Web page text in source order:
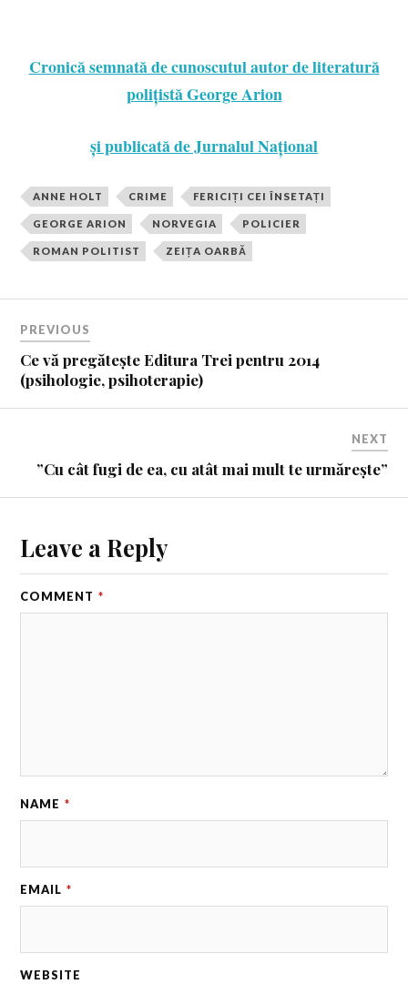
Cronică semnată de cunoscutul autor de literatură
polițistă George Arion
și publicată de Jurnalul Național
ANNE HOLT CRIME FERICIȚI CEI ÎNSETAȚI
GEORGE ARION NORVEGIA POLICIER
ROMAN POLITIST ZEIȚA OARBĂ
PREVIOUS
Ce vă pregătește Editura Trei pentru 2014
(psihologie, psihoterapie)
NEXT
”Cu cât fugi de ea, cu atât mai mult te urmărește”
Leave a Reply
COMMENT *
NAME *
EMAIL *
WEBSITE